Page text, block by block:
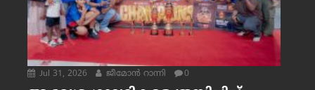
Jul 31, 2026 ജീമോന്‍ റാന്നി 0